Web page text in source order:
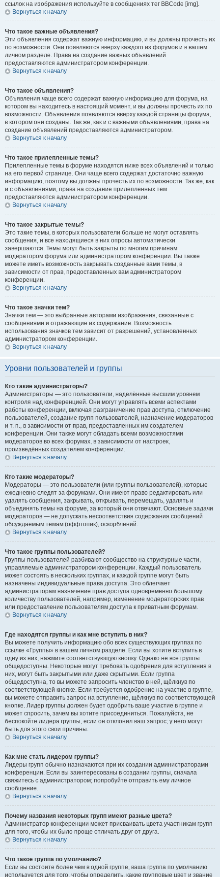
ссылок на изображения используйте в сообщениях тег BBCode [img].
Вернуться к началу
Что такое важные объявления?
Эти объявления содержат важную информацию, и вы должны прочесть их
по возможности. Они появляются вверху каждого из форумов и в вашем
личном разделе. Права на создание важных объявлений
предоставляются администратором конференции.
Вернуться к началу
Что такое объявления?
Объявления чаще всего содержат важную информацию для форума, на
котором вы находитесь в настоящий момент, и вы должны прочесть их по
возможности. Объявления появляются вверху каждой страницы форума,
в котором они созданы. Так же, как и с важными объявлениями, права на
создание объявлений предоставляются администратором.
Вернуться к началу
Что такое прилепленные темы?
Прилепленные темы в форуме находятся ниже всех объявлений и только
на его первой странице. Они чаще всего содержат достаточно важную
информацию, поэтому вы должны прочесть их по возможности. Так же, как
и с объявлениями, права на создание прилепленных тем
предоставляются администратором конференции.
Вернуться к началу
Что такое закрытые темы?
Это такие темы, в которых пользователи больше не могут оставлять
сообщения, и все находящиеся в них опросы автоматически
завершаются. Темы могут быть закрыты по многим причинам
модератором форума или администратором конференции. Вы также
можете иметь возможность закрывать созданные вами темы, в
зависимости от прав, предоставленных вам администратором
конференции.
Вернуться к началу
Что такое значки тем?
Значки тем — это выбранные авторами изображения, связанные с
сообщениями и отражающие их содержание. Возможность
использования значков тем зависит от разрешений, установленных
администратором конференции.
Вернуться к началу
Уровни пользователей и группы
Кто такие администраторы?
Администраторы — это пользователи, наделённые высшим уровнем
контроля над конференцией. Они могут управлять всеми аспектами
работы конференции, включая разграничение прав доступа, отключение
пользователей, создание групп пользователей, назначение модераторов
и т. п., в зависимости от прав, предоставленных им создателем
конференции. Они также могут обладать всеми возможностями
модераторов во всех форумах, в зависимости от настроек,
произведённых создателем конференции.
Вернуться к началу
Кто такие модераторы?
Модераторы — это пользователи (или группы пользователей), которые
ежедневно следят за форумами. Они имеют право редактировать или
удалять сообщения, закрывать, открывать, перемещать, удалять и
объединять темы на форуме, за который они отвечают. Основные задачи
модераторов — не допускать несоответствия содержания сообщений
обсуждаемым темам (оффтопик), оскорблений.
Вернуться к началу
Что такое группы пользователей?
Группы пользователей разбивают сообщество на структурные части,
управляемые администратором конференции. Каждый пользователь
может состоять в нескольких группах, и каждой группе могут быть
назначены индивидуальные права доступа. Это облегчает
администраторам назначение прав доступа одновременно большому
количеству пользователей, например, изменение модераторских прав
или предоставление пользователям доступа к приватным форумам.
Вернуться к началу
Где находятся группы и как мне вступить в них?
Вы можете получить информацию обо всех существующих группах по
ссылке «Группы» в вашем личном разделе. Если вы хотите вступить в
одну из них, нажмите соответствующую кнопку. Однако не все группы
общедоступны. Некоторые могут требовать одобрения для вступления в
них, могут быть закрытыми или даже скрытыми. Если группа
общедоступна, то вы можете запросить членство в ней, щёлкнув по
соответствующей кнопке. Если требуется одобрение на участие в группе,
вы можете отправить запрос на вступление, щёлкнув по соответствующей
кнопке. Лидер группы должен будет одобрить ваше участие в группе и
может спросить, зачем вы хотите присоединиться. Пожалуйста, не
беспокойте лидера группы, если он отклонил ваш запрос; у него могут
быть для этого свои причины.
Вернуться к началу
Как мне стать лидером группы?
Лидеры групп обычно назначаются при их создании администраторами
конференции. Если вы заинтересованы в создании группы, сначала
свяжитесь с администратором; попробуйте отправить ему личное
сообщение.
Вернуться к началу
Почему названия некоторых групп имеют разные цвета?
Администратор конференции может присваивать цвета участникам групп
для того, чтобы их было проще отличать друг от друга.
Вернуться к началу
Что такое группа по умолчанию?
Если вы состоите более чем в одной группе, ваша группа по умолчанию
используется для того, чтобы определить, какие групповые цвет и звание